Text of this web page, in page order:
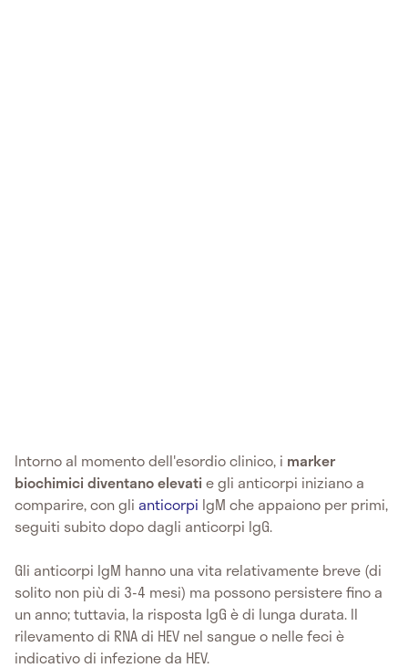
Intorno al momento dell'esordio clinico, i marker
biochimici diventano elevatie gli anticorpi iniziano a
comparire, con gli anticorpi IgM che appaiono per primi,
seguiti subito dopo dagli anticorpi IgG.
Gli anticorpi IgM hanno una vita relativamente breve (di
solito non più di 3-4 mesi) ma possono persistere fino a
un anno; tuttavia, la risposta IgG è di lunga durata. Il
rilevamento di RNA di HEV nel sangue o nelle feci è
indicativo di infezione da HEV.